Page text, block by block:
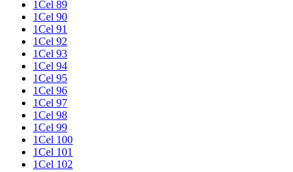
1Cel 89
1Cel 90
1Cel 91
1Cel 92
1Cel 93
1Cel 94
1Cel 95
1Cel 96
1Cel 97
1Cel 98
1Cel 99
1Cel 100
1Cel 101
1Cel 102